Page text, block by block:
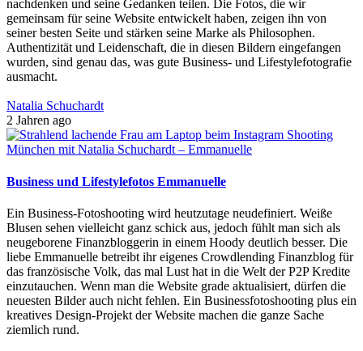
nachdenken und seine Gedanken teilen. Die Fotos, die wir
gemeinsam für seine Website entwickelt haben, zeigen ihn von
seiner besten Seite und stärken seine Marke als Philosophen.
Authentizität und Leidenschaft, die in diesen Bildern eingefangen
wurden, sind genau das, was gute Business- und Lifestylefotografie
ausmacht.
Natalia Schuchardt
2 Jahren ago
Business und Lifestylefotos Emmanuelle
Ein Business-Fotoshooting wird heutzutage neudefiniert. Weiße
Blusen sehen vielleicht ganz schick aus, jedoch fühlt man sich als
neugeborene Finanzbloggerin in einem Hoody deutlich besser. Die
liebe Emmanuelle betreibt ihr eigenes Crowdlending Finanzblog für
das französische Volk, das mal Lust hat in die Welt der P2P Kredite
einzutauchen. Wenn man die Website grade aktualisiert, dürfen die
neuesten Bilder auch nicht fehlen. Ein Businessfotoshooting plus ein
kreatives Design-Projekt der Website machen die ganze Sache
ziemlich rund.